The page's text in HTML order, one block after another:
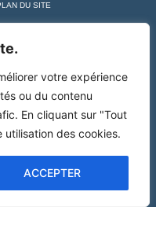
votre expérience
ou du contenu
En cliquant sur "Tout
des cookies.
ACCEPTER
DU SITE
TOURS